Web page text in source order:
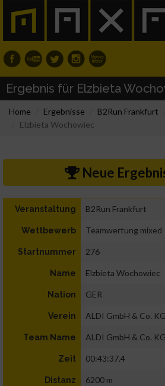
Ergebnis für Elzbieta
Home Ergebnisse B2Run Frankfurt
Elzbieta Wochowiec
Neue
Veranstaltung B2Run Frankfurt
Wettbewerb Teamwertung mixed
Startnummer 276
Name Elzbieta Wochowiec
Nation GER
Verein ALDI GmbH & Co. KG
Team Name ALDI GmbH & Co. KG
Zeit 00:43:37.4
Distanz 6200 m